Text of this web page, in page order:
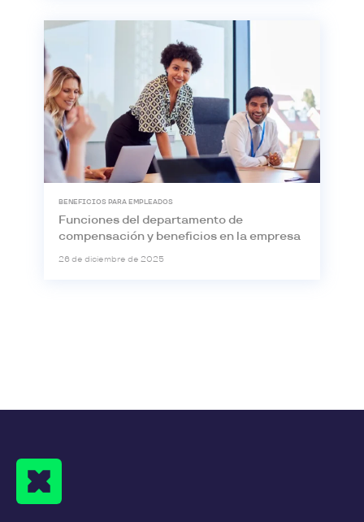
BENEFICIOS PARA EMPLEADOS
Funciones del departamento de
compensación y beneficios en la empresa
26 de diciembre de 2025